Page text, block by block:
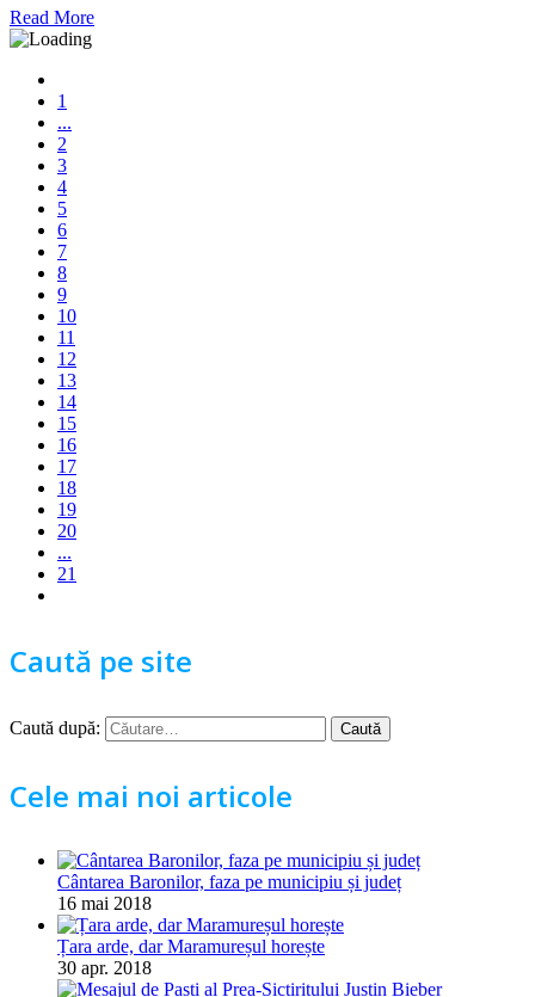
Read More
1
...
2
3
4
5
6
7
8
9
10
11
12
13
14
15
16
17
18
19
20
...
21
Caută pe site
Caută după:
Cele mai noi articole
Cântarea Baronilor, faza pe municipiu și județ
16 mai 2018
Țara arde, dar Maramureșul horește
30 apr. 2018